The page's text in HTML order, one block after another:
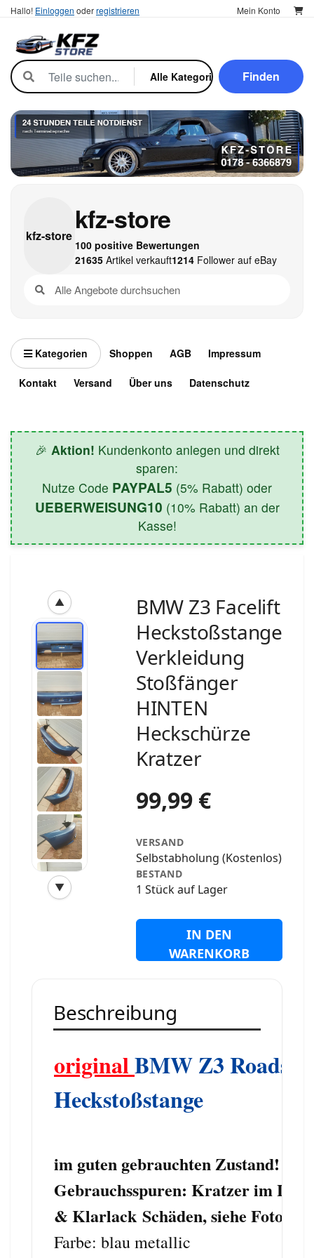
Hallo! Einloggen oderregistrieren Mein Konto
Finden
kfz-store
kfz-store
100 positive Bewertungen
21635Artikel verkauft1214Follower auf eBay
Kategorien Shoppen AGB Impressum
Kontakt Versand Über uns Datenschutz
🎉 Aktion! Kundenkonto anlegen und direkt
sparen:
Nutze Code PAYPAL5 (5% Rabatt) oder
UEBERWEISUNG10 (10% Rabatt) an der
Kasse!
▲
▼
‹
BMW Z3 Facelift
Heckstoßstange
Verkleidung
Stoßfänger
HINTEN
Heckschürze
Kratzer
99,99 €
VERSAND
Selbstabholung (Kostenlos)
BESTAND
1 Stück auf Lager
IN DEN
WARENKORB
Beschreibung
originalBMWZ3
Heckstoßstange
im guten gebrauchten Zustand!
Gebrauchsspuren: Kratzer im Lack
& Klarlack Schäden, siehe Fotos
Farbe: blau metallic